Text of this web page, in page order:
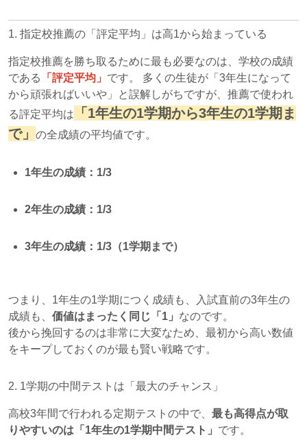
1. 指定校推薦の「評定平均」は高1から始まっている
指定校推薦を勝ち取るために最も必要なのは、学校の成績
である
「評定平均」 です。
多くの生徒が「3年生になって
から頑張ればいいや」と誤解しがちですが、推薦で使われ
る評定平均は
「1年生の1学期から3年生の1学期ま
で」
の全成績の平均値です。
1年生の成績：1/3
2年生の成績：1/3
3年生の成績：1/3（1学期まで）
つまり、1年生の1学期につく成績も、入試直前の3年生の
成績も、 価値はまったく同じ「1」 なのです。
後から挽回するのは非常に大変なため、最初から高い数値
をキープしておくのが最も賢い戦略です。
2. 1学期の中間テストは「最大のチャンス」
高校3年間で行われる定期テストの中で、 最も高得点が取
りやすいのは「1年生の1学期中間テスト」 です。